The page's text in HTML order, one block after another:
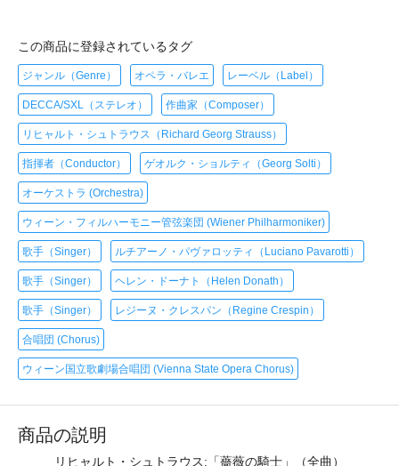
この商品に登録されているタグ
ジャンル（Genre） オペラ・バレエ レーベル（Label）
DECCA/SXL（ステレオ） 作曲家（Composer）
リヒャルト・シュトラウス（Richard Georg Strauss）
指揮者（Conductor） ゲオルク・ショルティ（Georg Solti）
オーケストラ (Orchestra)
ウィーン・フィルハーモニー管弦楽団 (Wiener Philharmoniker)
歌手（Singer） ルチアーノ・パヴァロッティ（Luciano Pavarotti）
歌手（Singer） ヘレン・ドーナト（Helen Donath）
歌手（Singer） レジーヌ・クレスパン（Regine Crespin）
合唱団 (Chorus)
ウィーン国立歌劇場合唱団 (Vienna State Opera Chorus)
商品の説明
リヒャルト・シュトラウス:「薔薇の騎士」（全曲）